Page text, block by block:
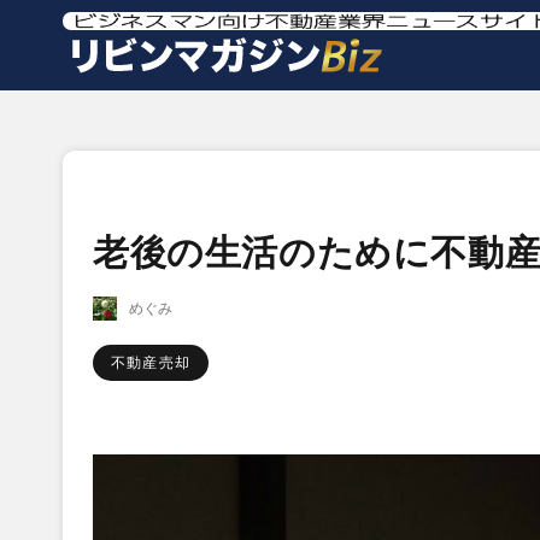
老後の生活のために不動
めぐみ
不動産売却